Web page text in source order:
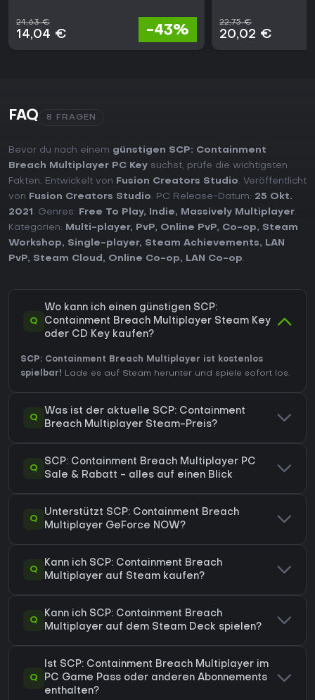
24,63 €
14,04 € -43%
22,75 €
20,02 €
FAQ 8 FRAGEN
Bevor du nach einem günstigen SCP: Containment
Breach Multiplayer PC Key suchst, prüfe die wichtigsten
Fakten. Entwickelt von
Fusion Creators Studio. Veröffentlicht
von
Fusion Creators Studio. PC Release-Datum: 25 Okt.
2021 . Genres: Free To Play, Indie, Massively Multiplayer.
Kategorien:
Multi-player, PvP, Online PvP, Co-op, Steam
Workshop, Single-player, Steam Achievements,
LAN
PvP, Steam Cloud , Online Co-op, LAN Co-op.
Q
Wo kann ich einen günstigen SCP:
Containment Breach Multiplayer Steam Key
oder CD Key kaufen?
SCP: Containment Breach Multiplayer ist kostenlos
spielbar! Lade es auf Steam herunter und spiele sofort los.
Q
Was ist der aktuelle SCP: Containment
Breach Multiplayer Steam-Preis?
Q
SCP: Containment Breach Multiplayer PC
Sale & Rabatt - alles auf einen Blick
Q
Unterstützt SCP: Containment Breach
Multiplayer GeForce NOW?
Q
Kann ich SCP: Containment Breach
Multiplayer auf Steam kaufen?
Q
Kann ich SCP: Containment Breach
Multiplayer auf dem Steam Deck spielen?
Q
Ist SCP: Containment Breach Multiplayer im
PC Game Pass oder anderen Abonnements
enthalten?